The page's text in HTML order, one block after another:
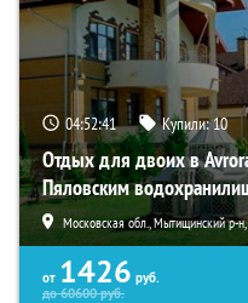
04:52:39 Купили:10
Отдых для двоих в
Пяловским
Московская обл., Мытищинский р-н,
от 1426 руб.
до60600руб.